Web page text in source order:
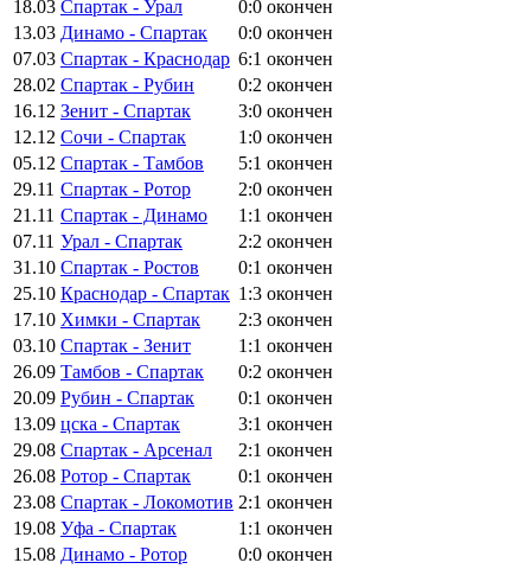
18.03 Спартак - Урал 0:0 окончен
13.03 Динамо - Спартак 0:0 окончен
07.03 Спартак - Краснодар 6:1 окончен
28.02 Спартак - Рубин 0:2 окончен
16.12 Зенит - Спартак 3:0 окончен
12.12 Сочи - Спартак 1:0 окончен
05.12 Спартак - Тамбов 5:1 окончен
29.11 Спартак - Ротор 2:0 окончен
21.11 Спартак - Динамо 1:1 окончен
07.11 Урал - Спартак 2:2 окончен
31.10 Спартак - Ростов 0:1 окончен
25.10 Краснодар - Спартак 1:3 окончен
17.10 Химки - Спартак 2:3 окончен
03.10 Спартак - Зенит 1:1 окончен
26.09 Тамбов - Спартак 0:2 окончен
20.09 Рубин - Спартак 0:1 окончен
13.09 цска - Спартак 3:1 окончен
29.08 Спартак - Арсенал 2:1 окончен
26.08 Ротор - Спартак 0:1 окончен
23.08 Спартак - Локомотив 2:1 окончен
19.08 Уфа - Спартак 1:1 окончен
15.08 Динамо - Ротор 0:0 окончен